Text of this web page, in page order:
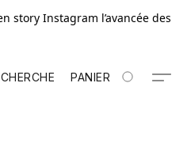
story Instagram l’avancée des
PANIER